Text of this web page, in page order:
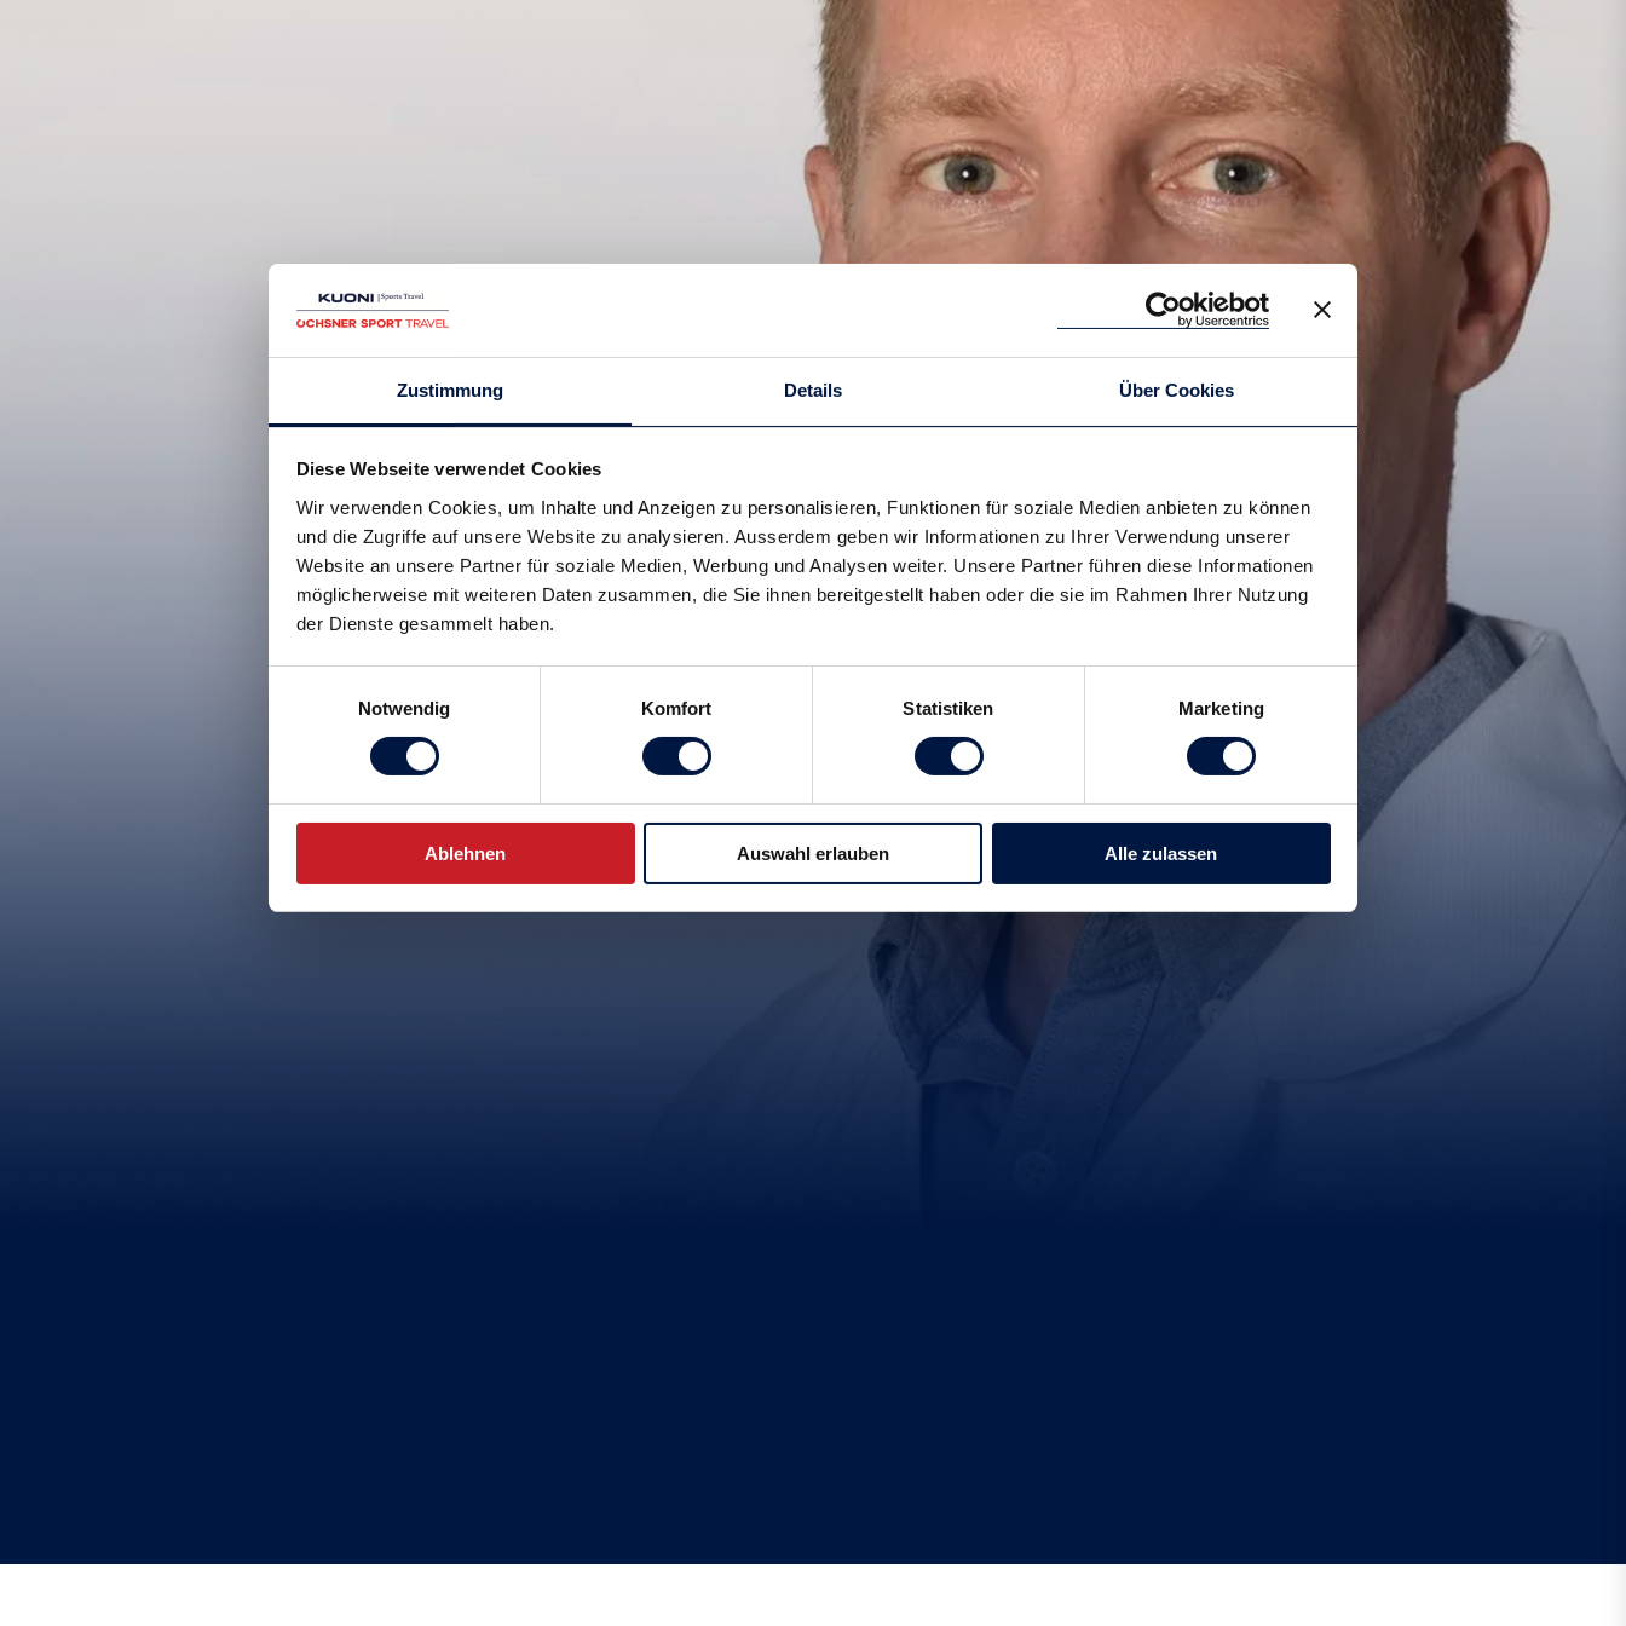
Zustimmung Details Über Cookies
Diese Webseite verwendet Cookies
Wir verwenden Cookies, um Inhalte und Anzeigen zu personalisieren, Funktionen für soziale Medien anbieten zu können
und die Zugriffe auf unsere Website zu analysieren. Ausserdem geben wir Informationen zu Ihrer Verwendung unserer
Website an unsere Partner für soziale Medien, Werbung und Analysen weiter. Unsere Partner führen diese Informationen
möglicherweise mit weiteren Daten zusammen, die Sie ihnen bereitgestellt haben oder die sie im Rahmen Ihrer Nutzung
der Dienste gesammelt haben.
Notwendig
Komfort Statistiken Marketing
Ablehnen Auswahl erlauben Alle zulassen